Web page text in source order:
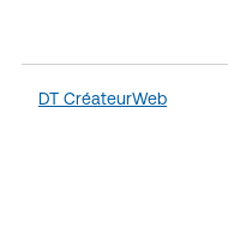
DT CréateurWeb